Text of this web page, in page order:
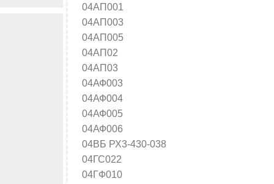
04АП001
04АП003
04АП005
04АП02
04АП03
04АФ003
04АФ004
04АФ005
04АФ006
04ВБ РХ3-430-038
04ГС022
04ГФ010